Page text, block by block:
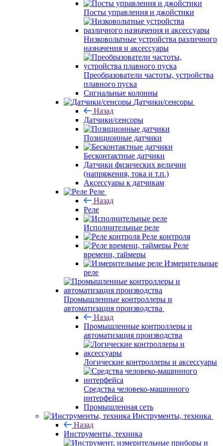
Посты управления и джойстики
Низковольтные устройства различного
назначения и аксессуары
Преобразователи частоты, устройства
плавного пуска
Сигнальные колонны
Датчики/сенсоры
Назад
Датчики/сенсоры
Позиционные датчики
Бесконтактные датчики
Датчики физических величин
(напряжения, тока и т.п.)
Аксессуары к датчикам
Реле
Назад
Реле
Исполнительные реле
Реле контроля
Реле
времени, таймеры
Измерительные
реле
Промышленные контроллеры и
автоматизация производства
Назад
Промышленные контроллеры и
автоматизация производства
Логические контроллеры и аксессуары
Средства человеко-машинного
интерфейса
Промышленная сеть
Инструменты, техника
Назад
Инструменты, техника